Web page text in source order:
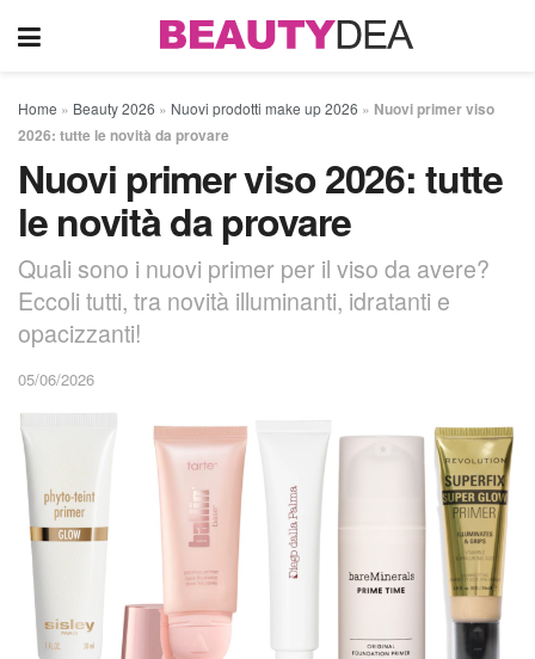
Home » Beauty 2026 » Nuovi prodotti make up 2026 » Nuovi primer viso
2026: tutte le novità da provare
Nuovi primer viso 2026: tutte
le novità da provare
Quali sono i nuovi primer per il viso da avere?
Eccoli tutti, tra novità illuminanti, idratanti e
opacizzanti!
05/06/2026